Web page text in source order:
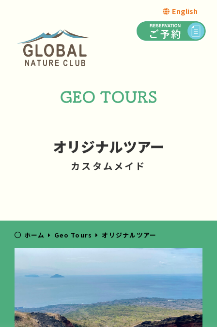
English
オリジナルツアー
カスタムメイド
ホーム Geo Tours オリジナルツアー